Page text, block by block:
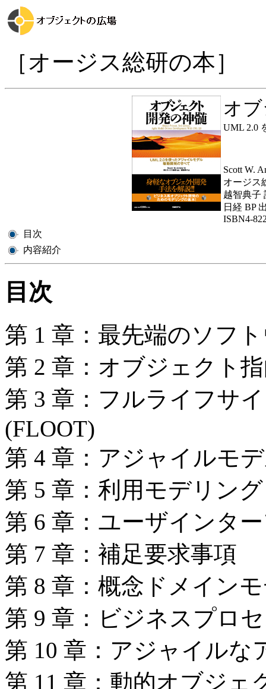
［オージス総研の本］
オ
UML 2.0
Scott W.
オージス
越智典子
日経 BP
ISBN4-
目次
内容紹介
目次
第 1 章：最先端のソフ
第 2 章：オブジェクト
第 3 章：フルライフサ
(FLOOT)
第 4 章：アジャイルモ
第 5 章：利用モデリング
第 6 章：ユーザインタ
第 7 章：補足要求事項
第 8 章：概念ドメイン
第 9 章：ビジネスプロ
第 10 章：アジャイルな
第 11 章：動的オブジェ